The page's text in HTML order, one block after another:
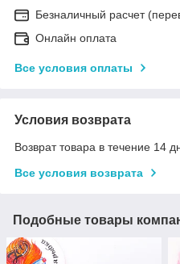
Безналичный расчет
Онлайн оплата
Все условия оплаты
Условия возврата
Возврат товара в течение 14
Все условия возврата
Подобные товары